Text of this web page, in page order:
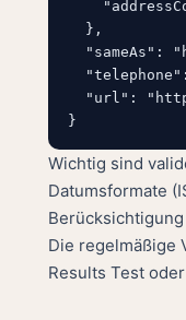
  },
"sameAs":
"url":
Wichtig sind
Datumsformate
Die regelmäßige
Results Test